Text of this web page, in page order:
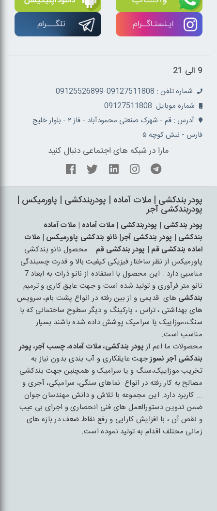
9 الی 21
شماره تلفن : 09127511808-09125526899
شماره موبایل: 09127511808
آدرس : قم - شهرک صنعتی محمودآباد - فاز ۲ - بلوار خلیج
فارس - نبش کوچه ۵
مارا در شبکه های اجتماعی دنبال کنید
پودر بندکشی | ملات آماده | پودربندکشی | پاورمیکس |
پودربندکشی آجر
پودر بندکشی | پودربندکشی | ملات آماده | ملات آماده
بندکشی | پودر بندکشی آجر| نانو بندکشی پاورمیکس | ملات
اماده بندکشی قم | پودر بندکشی قم
محصول نانو بندکشی
پاورمیکس از نظر ساختار فیزیکی کیفیت بالا و قدرت چسبندگی
مناسبی دارد . این محصول با استفاده از نانو ذرات به ابعاد 7
نانو متر فرآوری و تولید شده است و جهت عایق کاری و ترمیم
بندکشی های قدیمی و از بین رفته در انواع پشت بام، سرویس
های بهداشتی ، تراس ، پارکینگ و دیگر سطوح ساختمانی که با
سنگ،موزاییک یا سرامیک پوشش داده شده باشند بسیار
مناسب است.
محصولات ما اعم ازپودر بندکشی، ملات آماده، چسب آجر، پودر
بندکشی آجر نسوزجهت عایقکاری و آب بندی بدون نیاز به
تخریب موزاییک،سنگ و یا سرامیک و همچنین جهت بندکشی
مصالح به کار رفته در انواع نماهای سنگی، سرامیکی، آجری و
... کاربرد دارد. این مجموعه با تلاش و دانش مهندسان جوان
ضمن تدوین دستورالعمل های فنی انحصاری و اجرای بی عیب
و نقص آن ، با افزایش کارایی و رفع نقاط ضعف در بازه های
زمانی محتلف اقدام به تولید نموده است.